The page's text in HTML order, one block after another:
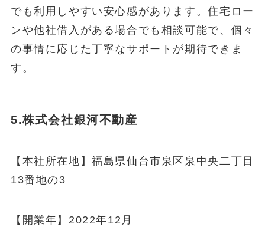
でも利用しやすい安心感があります。住宅ロー
ンや他社借入がある場合でも相談可能で、個々
の事情に応じた丁寧なサポートが期待できま
す。
5.株式会社銀河不動産
【本社所在地】福島県仙台市泉区泉中央二丁目
13番地の3
【開業年】2022年12月